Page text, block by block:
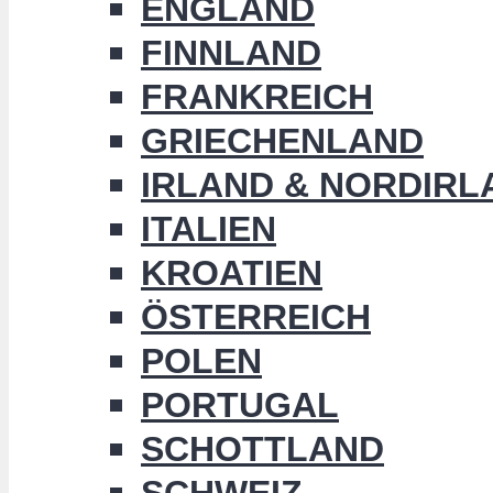
ENGLAND
FINNLAND
FRANKREICH
GRIECHENLAND
IRLAND &
ITALIEN
KROATIEN
ÖSTERREICH
POLEN
PORTUGAL
SCHOTTLAND